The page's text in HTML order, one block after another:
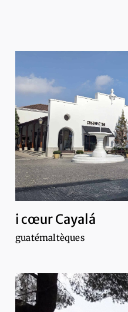
i cœur Cayalá
guatémaltèques